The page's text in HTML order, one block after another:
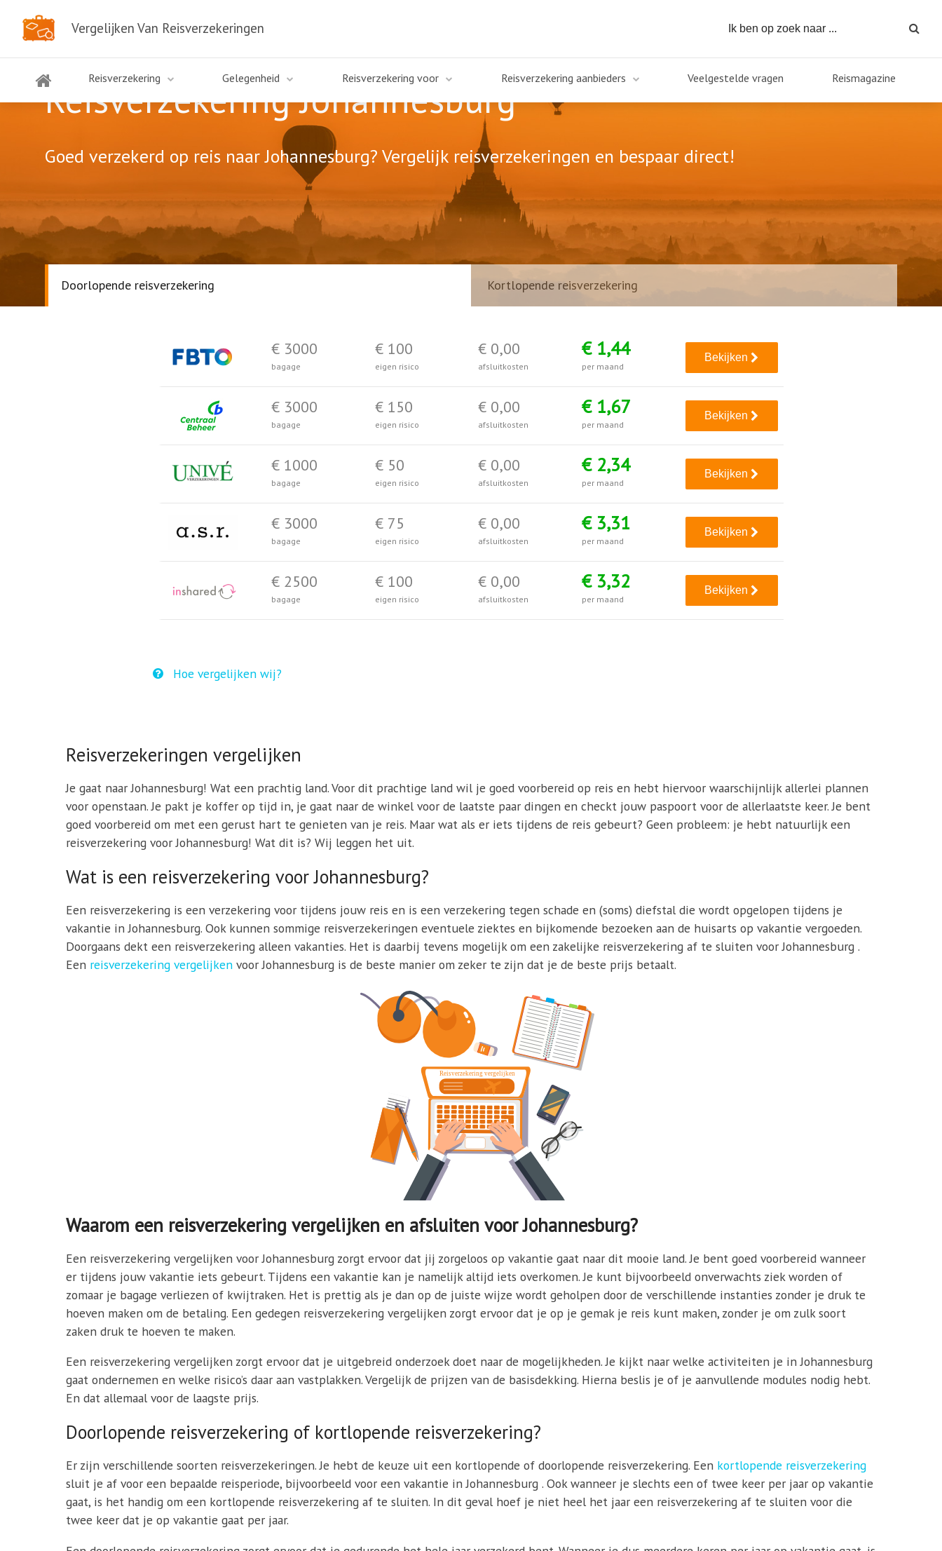
Vergelijken Van Reisverzekeringen
Reisverzekering Gelegenheid Reisverzekering voor Reisverzekering aanbieders Veelgestelde vragen Reismagazine
Reisverzekering Johannesburg
Goed verzekerd op reis naar Johannesburg? Vergelijk reisverzekeringen en bespaar direct!
Doorlopende reisverzekering Kortlopende reisverzekering
€ 3000
bagage
€ 100
eigen risico
€ 0,00
afsluitkosten
€ 1,44
per maand
Bekijken
€ 3000
bagage
€ 150
eigen risico
€ 0,00
afsluitkosten
€ 1,67
per maand
Bekijken
€ 1000
bagage
€ 50
eigen risico
€ 0,00
afsluitkosten
€ 2,34
per maand
Bekijken
€ 3000
bagage
€ 75
eigen risico
€ 0,00
afsluitkosten
€ 3,31
per maand
Bekijken
€ 2500
bagage
€ 100
eigen risico
€ 0,00
afsluitkosten
€ 3,32
per maand
Bekijken
Hoe vergelijken wij?
Reisverzekeringen vergelijken
Je gaat naar Johannesburg! Wat een prachtig land. Voor dit prachtige land wil je goed voorbereid op reis en hebt hiervoor waarschijnlijk allerlei plannen
voor openstaan. Je pakt je koffer op tijd in, je gaat naar de winkel voor de laatste paar dingen en checkt jouw paspoort voor de allerlaatste keer. Je bent
goed voorbereid om met een gerust hart te genieten van je reis. Maar wat als er iets tijdens de reis gebeurt? Geen probleem: je hebt natuurlijk een
reisverzekering voor Johannesburg! Wat dit is? Wij leggen het uit.
Wat is een reisverzekering voor Johannesburg?
Een reisverzekering is een verzekering voor tijdens jouw reis en is een verzekering tegen schade en (soms) diefstal die wordt opgelopen tijdens je
vakantie in Johannesburg. Ook kunnen sommige reisverzekeringen eventuele ziektes en bijkomende bezoeken aan de huisarts op vakantie vergoeden.
Doorgaans dekt een reisverzekering alleen vakanties. Het is daarbij tevens mogelijk om een zakelijke reisverzekering af te sluiten voor Johannesburg .
Een reisverzekering vergelijken voor Johannesburg is de beste manier om zeker te zijn dat je de beste prijs betaalt.
Waarom een reisverzekering vergelijken en afsluiten voor Johannesburg?
Een reisverzekering vergelijken voor Johannesburg zorgt ervoor dat jij zorgeloos op vakantie gaat naar dit mooie land. Je bent goed voorbereid wanneer
er tijdens jouw vakantie iets gebeurt. Tijdens een vakantie kan je namelijk altijd iets overkomen. Je kunt bijvoorbeeld onverwachts ziek worden of
zomaar je bagage verliezen of kwijtraken. Het is prettig als je dan op de juiste wijze wordt geholpen door de verschillende instanties zonder je druk te
hoeven maken om de betaling. Een gedegen reisverzekering vergelijken zorgt ervoor dat je op je gemak je reis kunt maken, zonder je om zulk soort
zaken druk te hoeven te maken.
Een reisverzekering vergelijken zorgt ervoor dat je uitgebreid onderzoek doet naar de mogelijkheden. Je kijkt naar welke activiteiten je in Johannesburg
gaat ondernemen en welke risico’s daar aan vastplakken. Vergelijk de prijzen van de basisdekking. Hierna beslis je of je aanvullende modules nodig hebt.
En dat allemaal voor de laagste prijs.
Doorlopende reisverzekering of kortlopende reisverzekering?
Er zijn verschillende soorten reisverzekeringen. Je hebt de keuze uit een kortlopende of doorlopende reisverzekering. Een kortlopende reisverzekering
sluit je af voor een bepaalde reisperiode, bijvoorbeeld voor een vakantie in Johannesburg . Ook wanneer je slechts een of twee keer per jaar op vakantie
gaat, is het handig om een kortlopende reisverzekering af te sluiten. In dit geval hoef je niet heel het jaar een reisverzekering af te sluiten voor die
twee keer dat je op vakantie gaat per jaar.